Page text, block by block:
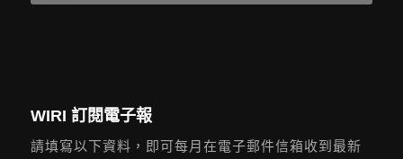
WIRI 訂閱電子報
請填寫以下資料，即可每月在電子郵件信箱收到最新